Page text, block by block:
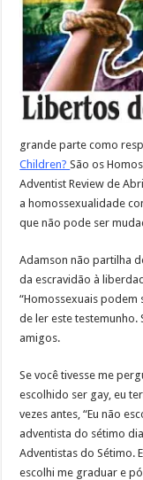
grande parte como
Children?São os
Adventist Review de
a homossexualidade
que não pode ser
Adamson não partilha
da escravidão à
“Homossexuais podem
de ler este testemunho.
amigos.
Se você tivesse me
escolhido ser gay, eu
vezes antes, “Eu não
adventista do sétimo
Adventistas do Sétimo.
escolhi me graduar e